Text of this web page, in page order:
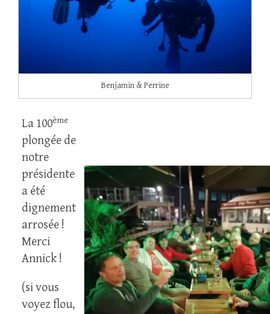
Benjamin & Perrine
La 100ème
plongée de
notre
présidente
a été
dignement
arrosée !
Merci
Annick !
(si vous
voyez flou,